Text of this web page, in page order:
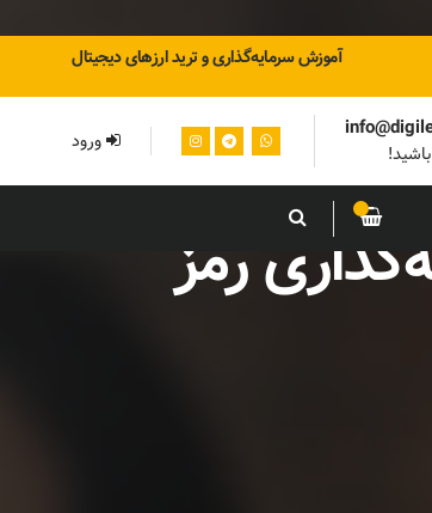
آموزش سرمایه‌گذاری و ترید ارزهای دیجیتال
ورود
رمز